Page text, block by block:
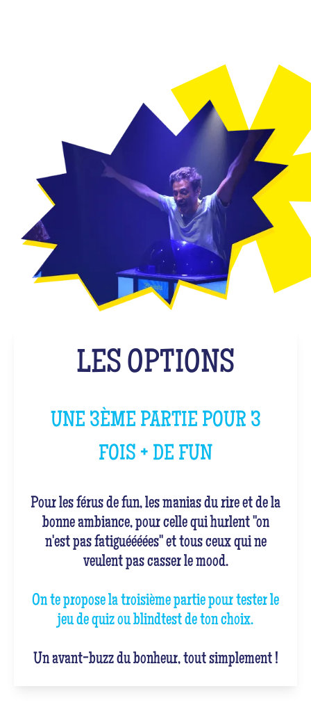
LES OPTIONS
UNE 3ÈME PARTIE POUR 3
FOIS + DE FUN
Pour les férus de fun, les manias du rire et de la
bonne ambiance, pour celle qui hurlent "on
n'est pas fatiguéééées" et tous ceux qui ne
veulent pas casser le mood.
On te propose la troisième partie pour tester le
jeu de quiz ou blindtest de ton choix.
Un avant-buzz du bonheur, tout simplement !